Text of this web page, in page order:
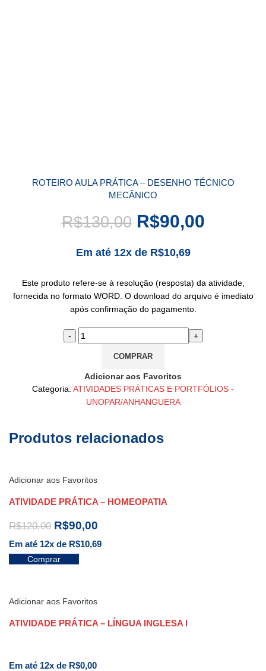
ROTEIRO AULA PRÁTICA – DESENHO TÉCNICO
MECÂNICO
R$130,00 R$90,00
Em até 12x de R$10,69
Este produto refere-se à resolução (resposta) da atividade,
fornecida no formato WORD. O download do arquivo é imediato
após confirmação do pagamento.
COMPRAR
Adicionar aos Favoritos
Categoria: ATIVIDADES PRÁTICAS E PORTFÓLIOS -
UNOPAR/ANHANGUERA
Produtos relacionados
Adicionar aos Favoritos
ATIVIDADE PRÁTICA – HOMEOPATIA
R$120,00 R$90,00
Em até 12x de R$10,69
Comprar
Adicionar aos Favoritos
ATIVIDADE PRÁTICA – LÍNGUA INGLESA I
Em até 12x de R$0,00